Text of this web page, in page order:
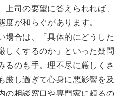
司の要望に答えられれば、
が和らぐがあります。
場合は、「具体的にどうした
しくするのか」といった疑問
るのも手。理不尽に厳しくさ
厳し過ぎて心身に悪影響を及
の相談窓口や専門家に頼るの